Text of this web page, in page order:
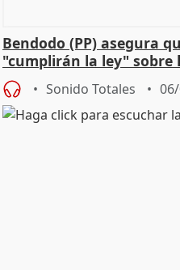
Bendodo (PP) asegura
"cumplirán la ley" sobre
Sonido Totales